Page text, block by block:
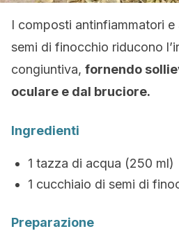
I composti antinfiammatori
semi di finocchio riducono
congiuntiva, fornendo
oculare e dal bruciore.
Ingredienti
1 tazza di acqua (250 ml)
1 cucchiaio di semi di
Preparazione